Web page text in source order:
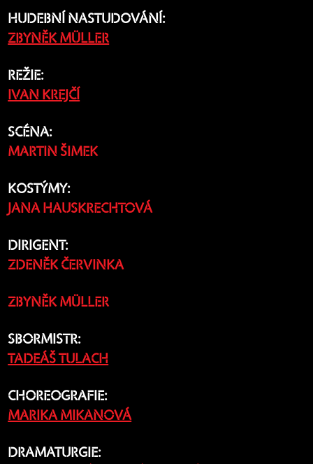
HUDEBNÍ NASTUDOVÁNÍ:
ZBYNĚK MÜLLER
REŽIE:
IVAN KREJČÍ
SCÉNA:
MARTIN ŠIMEK
KOSTÝMY:
JANA HAUSKRECHTOVÁ
DIRIGENT:
ZDENĚK ČERVINKA
ZBYNĚK MÜLLER
SBORMISTR:
TADEÁŠ TULACH
CHOREOGRAFIE:
MARIKA MIKANOVÁ
DRAMATURGIE: